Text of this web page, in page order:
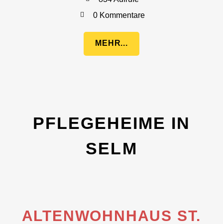
0 Kommentare
MEHR...
PFLEGEHEIME IN
SELM
ALTENWOHNHAUS ST.